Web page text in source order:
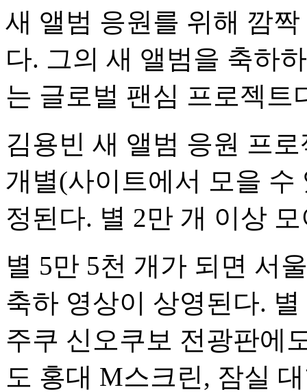
새 앨범 응원를 위해 깜
다. 그의 새 앨범을 축하
는 글로벌 팬심 프로젝트
김용빈 새 앨범 응원 프
개별(사이트에서 모을
정된다. 별 2만 개 이상
별 5만 5천 개가 되면 서
축하 영상이 상영된다.
주쿠 신오쿠보 전광판에
도 홍대 M스크린, 잠실